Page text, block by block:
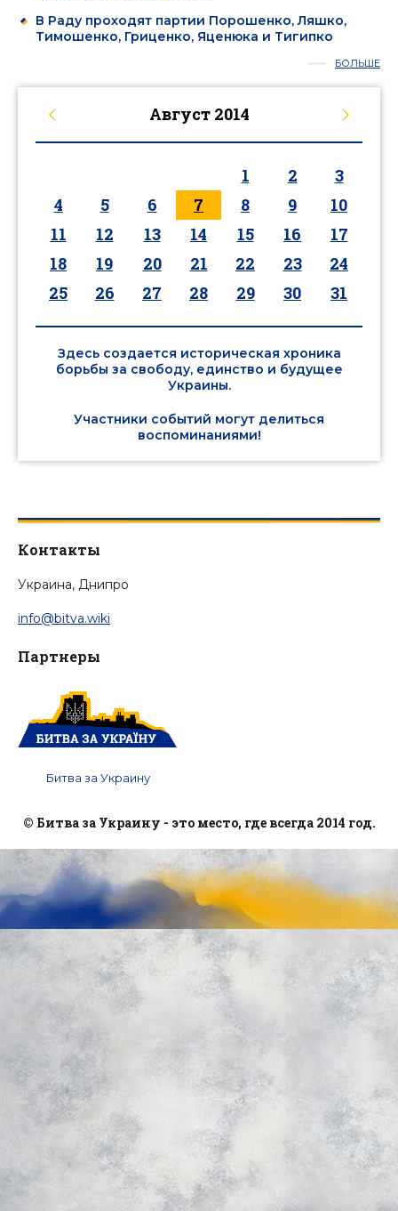
В Раду проходят партии Порошенко, Ляшко,
Тимошенко, Гриценко, Яценюка и Тигипко
БОЛЬШЕ
Август 2014
1 2
3
4
5 6 7 8 9
10
11
12 13 14 15 16
17
18
19 20 21 22 23
24
25
26 27 28 29 30 31
Здесь создается историческая хроника
борьбы за свободу, единство и будущее
Украины.
Участники событий могут делиться
воспоминаниями!
Контакты
Украина, Днипро
info@bitva.wiki
Партнеры
Битва за Украину
© Битва за Украину - это место, где всегда 2014 год.